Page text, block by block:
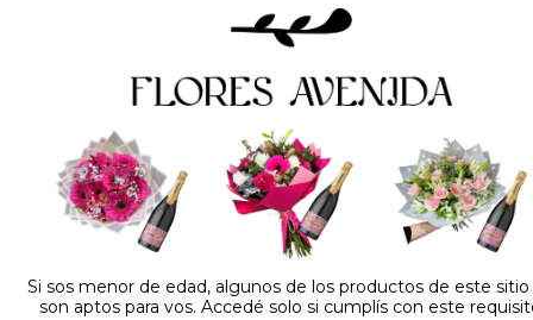
Si sos menor de edad, algunos de los productos de este
son aptos para vos. Accedé solo si cumplís con este